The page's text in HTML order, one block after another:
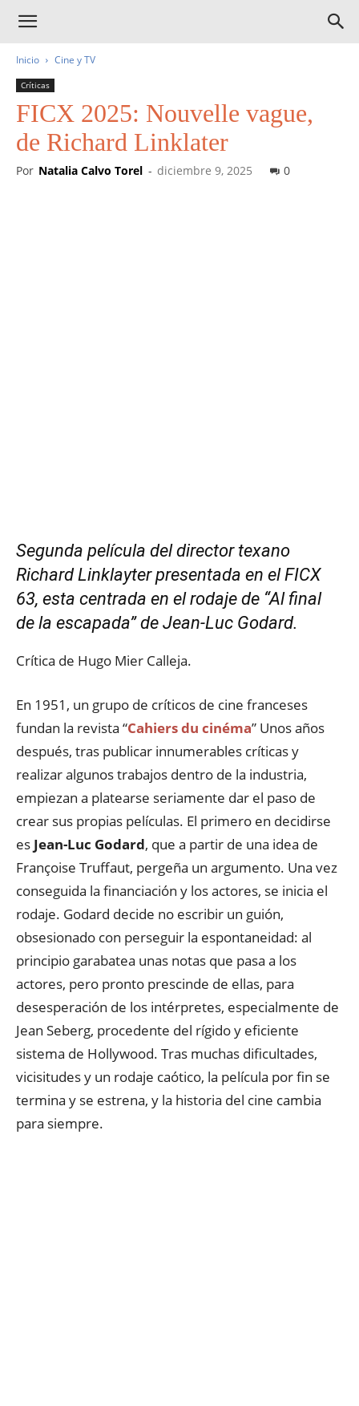
Inicio Cine y TV
Críticas
FICX 2025: Nouvelle vague,
de Richard Linklater
Por Natalia Calvo Torel - diciembre 9, 2025 0
Segunda película del director texano
Richard Linklayter presentada en el FICX
63, esta centrada en el rodaje de “Al final
de la escapada” de Jean-Luc Godard.
Crítica de Hugo Mier Calleja.
En 1951, un grupo de críticos de cine franceses
fundan la revista “Cahiers du cinéma” Unos años
después, tras publicar innumerables críticas y
realizar algunos trabajos dentro de la industria,
empiezan a platearse seriamente dar el paso de
crear sus propias películas. El primero en decidirse
es Jean-Luc Godard, que a partir de una idea de
Françoise Truffaut, pergeña un argumento. Una vez
conseguida la financiación y los actores, se inicia el
rodaje. Godard decide no escribir un guión,
obsesionado con perseguir la espontaneidad: al
principio garabatea unas notas que pasa a los
actores, pero pronto prescinde de ellas, para
desesperación de los intérpretes, especialmente de
Jean Seberg, procedente del rígido y eficiente
sistema de Hollywood. Tras muchas dificultades,
vicisitudes y un rodaje caótico, la película por fin se
termina y se estrena, y la historia del cine cambia
para siempre.